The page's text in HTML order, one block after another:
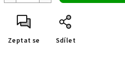
Zeptat se Sdílet